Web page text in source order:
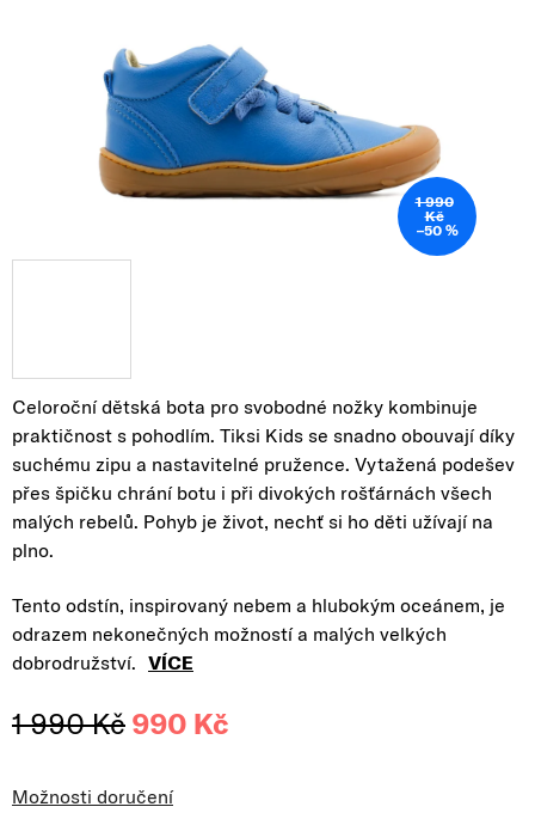
Celoroční dětská bota pro svobodné nožky kombinuje
praktičnost s pohodlím. Tiksi Kids se snadno obouvají díky
suchému zipu a nastavitelné pružence. Vytažená podešev
přes špičku chrání botu i při divokých rošťárnách všech
malých rebelů. Pohyb je život, nechť si ho děti užívají na
plno.
Tento odstín, inspirovaný nebem a hlubokým oceánem, je
odrazem nekonečných možností a malých velkých
dobrodružství. VÍCE
1 990 Kč 990 Kč
Možnosti doručení
1 990
Kč
–50 %